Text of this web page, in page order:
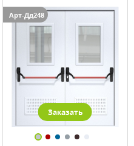
Арт-Дд248
Заказать